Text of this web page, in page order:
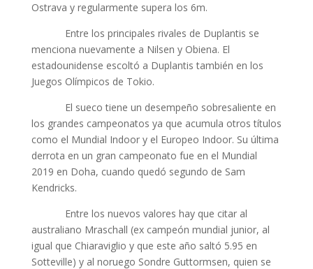
Ostrava y regularmente supera los 6m.
Entre los principales rivales de Duplantis se
menciona nuevamente a Nilsen y Obiena. El
estadounidense escoltó a Duplantis también en los
Juegos Olímpicos de Tokio.
El sueco tiene un desempeño sobresaliente en
los grandes campeonatos ya que acumula otros títulos
como el Mundial Indoor y el Europeo Indoor. Su última
derrota en un gran campeonato fue en el Mundial
2019 en Doha, cuando quedó segundo de Sam
Kendricks.
Entre los nuevos valores hay que citar al
australiano Mraschall (ex campeón mundial junior, al
igual que Chiaraviglio y que este año saltó 5.95 en
Sotteville) y al noruego Sondre Guttormsen, quien se